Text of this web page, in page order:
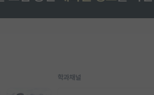
학과채널